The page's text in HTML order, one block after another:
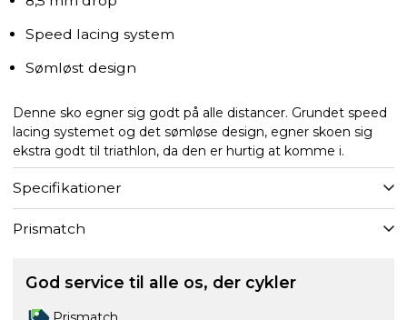
Speed lacing system
Sømløst design
Denne sko egner sig godt på alle distancer. Grundet speed
lacing systemet og det sømløse design, egner skoen sig
ekstra godt til triathlon, da den er hurtig at komme i.
Specifikationer
Prismatch
God service til alle os, der cykler